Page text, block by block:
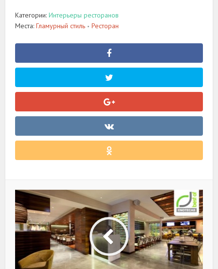
Категории:Интерьеры ресторанов
Места:Гламурный стиль • Ресторан